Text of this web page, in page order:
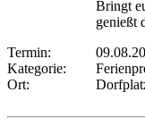
Bringt
genießt
Termin:
Kategorie:
Ort: